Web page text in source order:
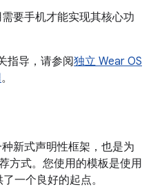
需要手机才能实现其核心功
指导，请参阅独立 Wear OS
。
新式声明性框架，也是为
方式。您使用的模板是使用
一个良好的起点。